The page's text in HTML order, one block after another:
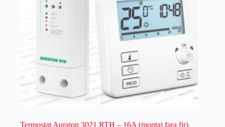
Termostat Auraton 3021 RTH – 16A (montaj fara fir)